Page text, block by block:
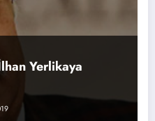
Yerlikaya